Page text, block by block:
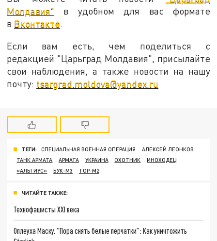
Молдавия" в удобном для вас формате
в Вконтакте.
Если вам есть, чем поделиться с
редакцией "Царьград Молдавия", присылайте
свои наблюдения, а также новости на нашу
почту: tsargrad.moldova@yandex.ru
ТЕГИ: СПЕЦИАЛЬНАЯ ВОЕННАЯ ОПЕРАЦИЯ
АЛЕКСЕЙ ЛЕОНКОВ
ТАНК АРМАТА
АРМАТА УКРАИНА ОХОТНИК
ИНОХОДЕЦ
«АЛЬТИУС»
БУК-М3 ТОР-М2
ЧИТАЙТЕ ТАКЖЕ:
Технофашисты XXI века
Оплеуха Маску. "Пора снять белые перчатки": Как уничтожить